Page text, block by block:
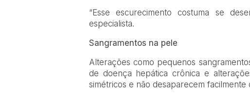
“Esse escurecimento costuma se
especialista.
Sangramentos na pele
Alterações como pequenos
de doença hepática crônica e
simétricos e não desaparecem facilmente